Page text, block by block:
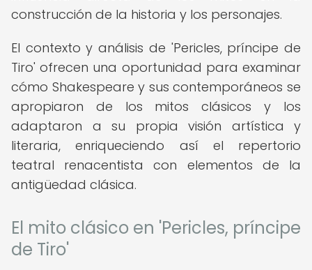
construcción de la historia y los personajes.
El contexto y análisis de 'Pericles, príncipe de
Tiro' ofrecen una oportunidad para examinar
cómo Shakespeare y sus contemporáneos se
apropiaron de los mitos clásicos y los
adaptaron a su propia visión artística y
literaria, enriqueciendo así el repertorio
teatral renacentista con elementos de la
antigüedad clásica.
El mito clásico en 'Pericles, príncipe
de Tiro'